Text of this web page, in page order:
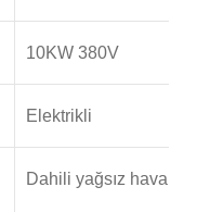
10KW 380V
Elektrikli
Dahili yağsız hava